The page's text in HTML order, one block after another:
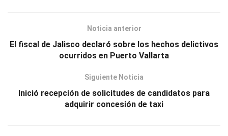
Noticia anterior
El fiscal de Jalisco declaró sobre los hechos delictivos
ocurridos en Puerto Vallarta
Siguiente Noticia
Inició recepción de solicitudes de candidatos para
adquirir concesión de taxi